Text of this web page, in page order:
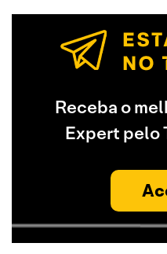
Receba o
Expert pelo